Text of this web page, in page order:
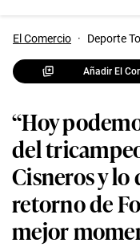
El Comercio · Deporte
Añadir El
“Hoy
del
Cisneros y
retorno de
mejor